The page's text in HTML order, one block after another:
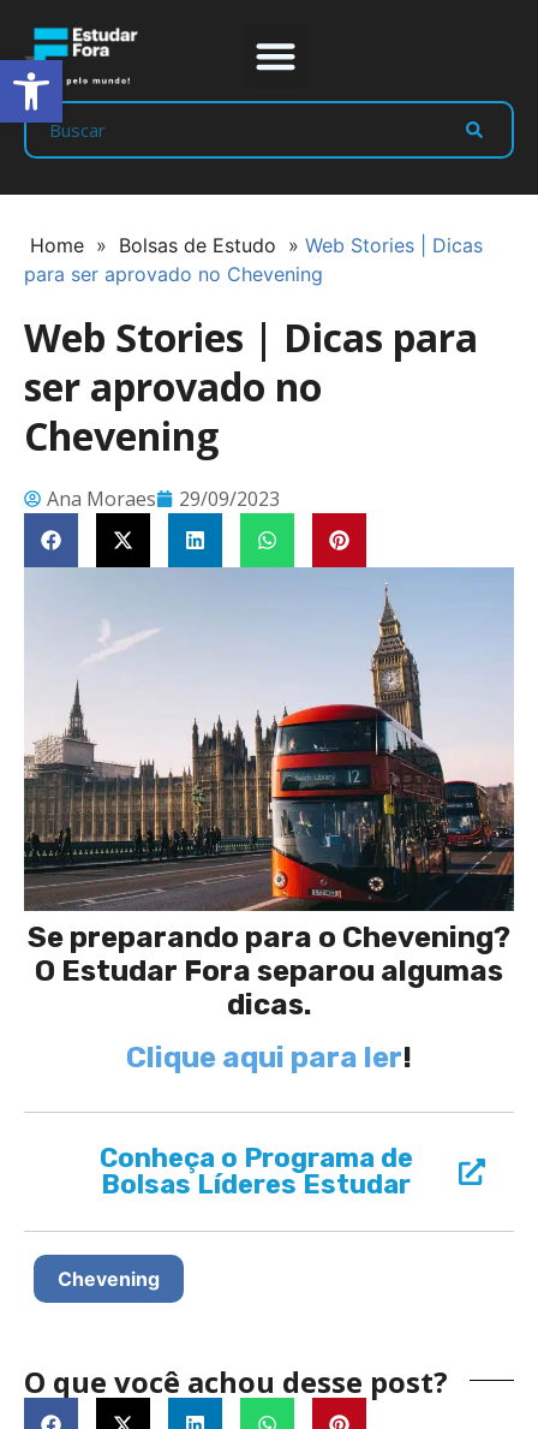
Home » Bolsas de Estudo » Web Stories | Dicas
para ser aprovado no Chevening
Web Stories | Dicas para
ser aprovado no
Chevening
Ana Moraes 29/09/2023
Se preparando para o Chevening?
O Estudar Fora separou algumas
dicas.
Clique aqui para ler!
Conheça o Programa de
Bolsas Líderes Estudar
Chevening
O que você achou desse post?
Abrir a barra de ferramentas